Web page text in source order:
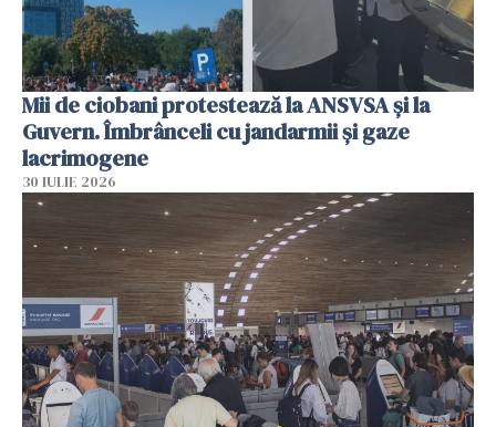
Mii de ciobani protestează la ANSVSA și la
Guvern. Îmbrânceli cu jandarmii și gaze
lacrimogene
30 IULIE 2026